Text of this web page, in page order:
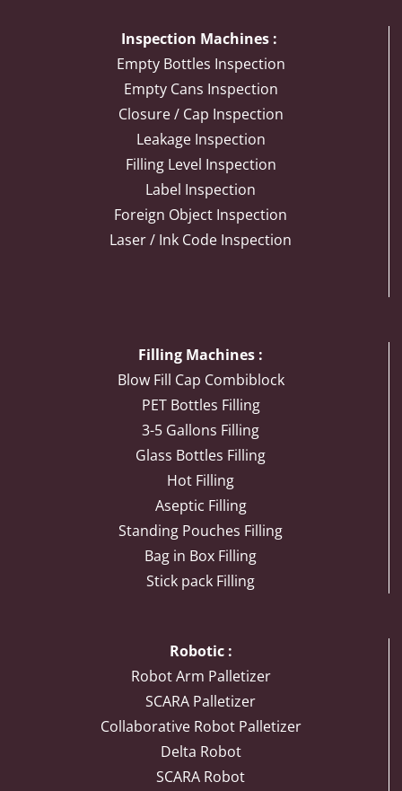
Inspection Machines :
Empty Bottles Inspection
Empty Cans Inspection
Closure / Cap Inspection
Leakage Inspection
Filling Level Inspection
Label Inspection
Foreign Object Inspection
Laser / Ink Code Inspection
Filling Machines :
Blow Fill Cap Combiblock
PET Bottles Filling
3-5 Gallons Filling
Glass Bottles Filling
Hot Filling
Aseptic Filling
Standing Pouches Filling
Bag in Box Filling
Stick pack Filling
Robotic :
Robot Arm Palletizer
SCARA Palletizer
Collaborative Robot Palletizer
Delta Robot
SCARA Robot